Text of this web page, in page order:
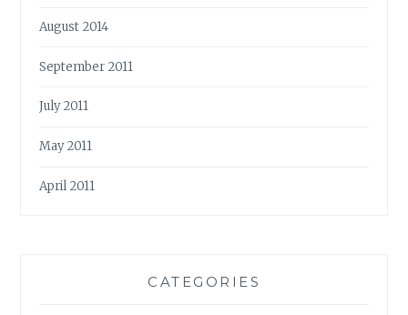
August 2014
September 2011
July 2011
May 2011
April 2011
CATEGORIES